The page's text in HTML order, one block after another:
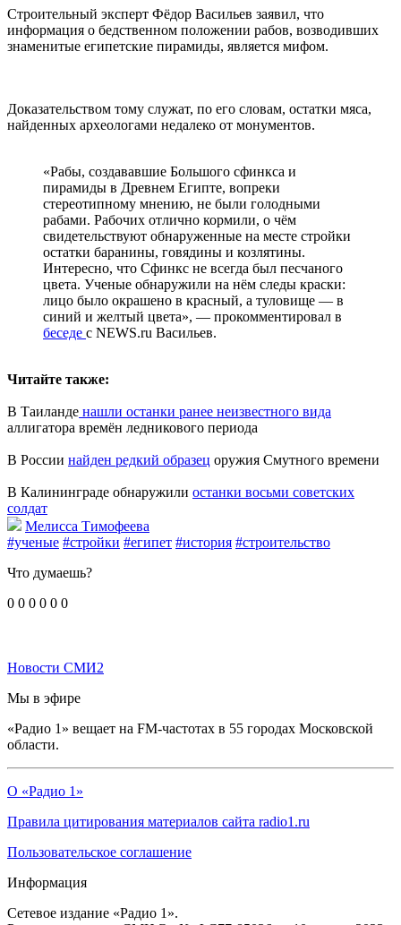
Строительный эксперт Фёдор Васильев заявил, что
информация о бедственном положении рабов, возводивших
знаменитые египетские пирамиды, является мифом.
Доказательством тому служат, по его словам, остатки мяса,
найденных археологами недалеко от монументов.
«Рабы, создававшие Большого сфинкса и
пирамиды в Древнем Египте, вопреки
стереотипному мнению, не были голодными
рабами. Рабочих отлично кормили, о чём
свидетельствуют обнаруженные на месте стройки
остатки баранины, говядины и козлятины.
Интересно, что Сфинкс не всегда был песчаного
цвета. Ученые обнаружили на нём следы краски:
лицо было окрашено в красный, а туловище — в
синий и желтый цвета», — прокомментировал в
беседе с NEWS.ru Васильев.
Читайте также:
В Таиланде нашли останки ранее неизвестного вида
аллигатора времён ледникового периода
В России найден редкий образец оружия Смутного времени
В Калининграде обнаружили останки восьми советских
солдат
Мелисса Тимофеева
#ученые #стройки #египет #история #строительство
Что думаешь?
0 0 0 0 0 0
Новости СМИ2
Мы в эфире
«Радио 1» вещает на FM-частотах в 55 городах Московской
области.
О «Радио 1»
Правила цитирования материалов сайта radio1.ru
Пользовательское соглашение
Информация
Сетевое издание «Радио 1».